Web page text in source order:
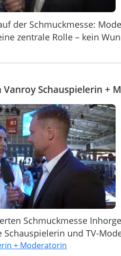
der Schmuckmesse:
zentrale Rolle – kein
Schauspielerin +
Schmuckmesse
Schauspielerin und TV-
+ Moderatorin